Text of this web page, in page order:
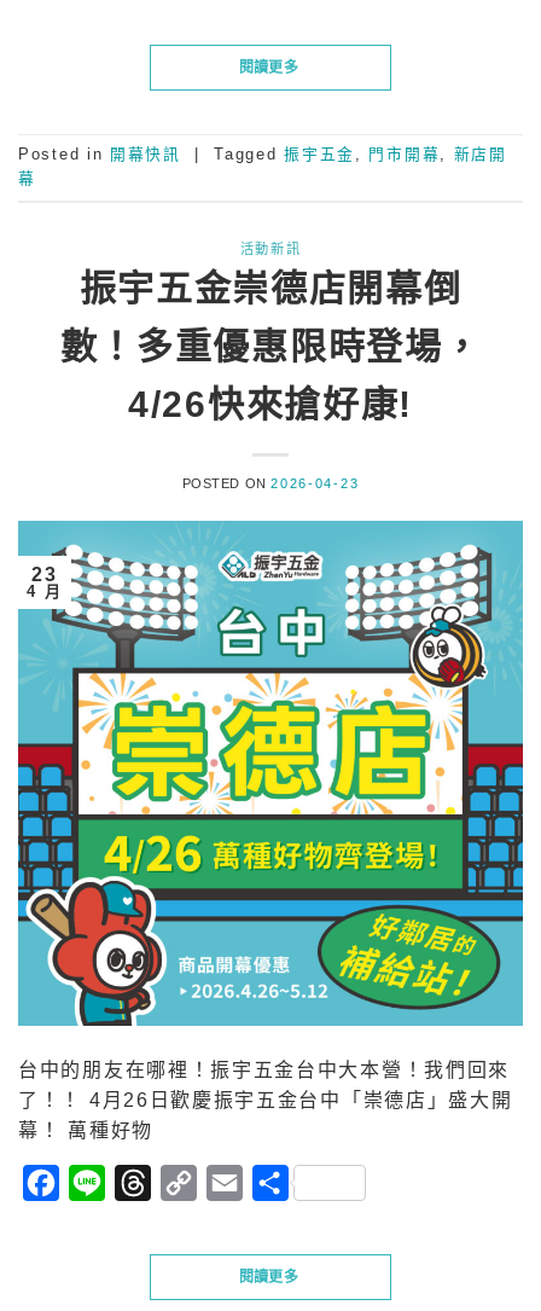
閱讀更多
Posted in 開幕快訊 Tagged振宇五金 門市開幕
新店開
幕
活動新訊
振宇五金崇德店開幕倒
數！多重優惠限時登場，
4/26快來搶好康!
POSTED ON2026-04-23
23
4 月
台中的朋友在哪裡！振宇五金台中大本營！我們回來
了！！ 4月26日歡慶振宇五金台中「崇德店」盛大開
幕！ 萬種好物
Facebook
Line Threads
Copy Email分
閱讀更多